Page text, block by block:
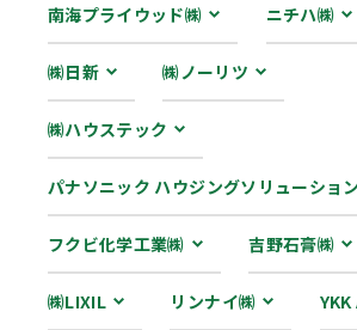
南海プライウッド㈱ ニチハ㈱
㈱日新 ㈱ノーリツ
㈱ハウステック
パナソニック ハウジングソリューショ
フクビ化学工業㈱ 吉野石膏㈱
㈱LIXIL リンナイ㈱